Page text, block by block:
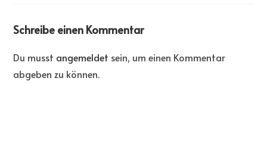
Schreibe einen Kommentar
Du musst angemeldet sein, um einen Kommentar
abgeben zu können.